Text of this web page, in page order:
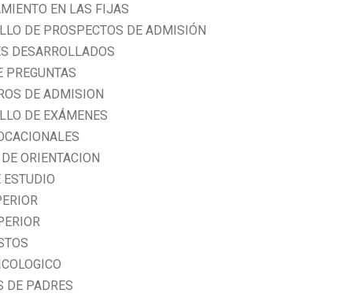
EN LAS FIJAS
DE PROSPECTOS DE ADMISIÓN
DESARROLLADOS
PREGUNTAS
DE ADMISION
DE EXÁMENES
ORIENTACION
ESTUDIO
DE PADRES